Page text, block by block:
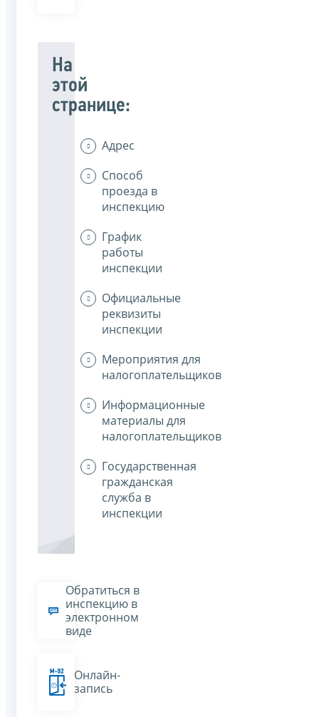
На
этой
странице:
Адрес
Способ
проезда в
инспекцию
График
работы
инспекции
Официальные
реквизиты
инспекции
Мероприятия для
налогоплательщиков
Информационные
материалы для
налогоплательщиков
Государственная
гражданская
служба в
инспекции
Обратиться в
инспекцию в
электронном
виде
Онлайн-
запись